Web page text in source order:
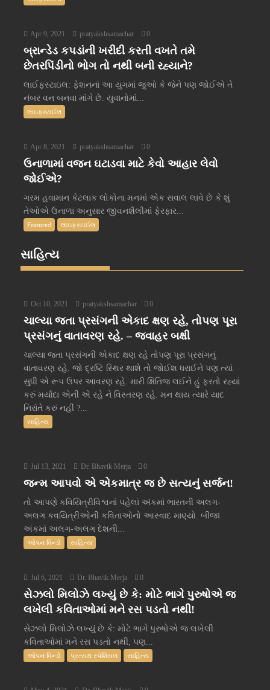
Apr 9, 2021 pratyakshsamachar 0
બ્રાન્ડેડ કપડાંની ખરીદી કરતી વખતે તમે
છેતરપિંડીનો ભોગ તો નથી બની રહ્યાને?
લાઈફસ્ટાઇલ: ફેશનનાં આ યુગમાં જુઓ કે જેને પણ જોઈએ તે
નંબર વન બનવા માંગે છે. યુવાનોમાં...
લાઇફસ્ટાઈલ
Apr 8, 2021 pratyakshsamachar 0
ઉનાળામાં વજન ઘટાડવા માટે કેવો આહાર લેવો
જોઈએ?
ગરમ હવામાન કેટલાક લોકોના મનમાં એક સવાલ લાવે છે કે શું
તેઓએ ઉનાળા અનુસાર જીવનશૈલીમાં ફેરફાર...
Featured લાઇફસ્ટાઈલ
સાહિત્ય
Oct 10, 2021 pratyakshsamachar 0
ચાલ્યા જતા પ્રસંગની એકાદ ક્ષણ રહે, તોપણ પૂરા
પ્રસંગનું વાતાવરણ રહે. – જવાહર બક્ષી
ચાલ્યા જતા પ્રસંગની એકાદ ક્ષણ રહે તોપણ પૂરા પ્રસંગનું
વાતાવરણ રહે. જો દ્રષ્ટિ સ્થિર થાશે તો જોઈશ ધરાઈને પણ ત્યાં
સુધી એ રૂપ ઉપર આવરણ રહે. મારી ક્ષિતિજ લઈને હું ફરતો રહ્યાં
કરું મર્યાદા એની એ રહે ને વિસ્તરણ રહે. મન થાય ત્યારે યાદ
નિરાંતે કરું નહીં ?...
સાહિત્ય
Jul 13, 2021 Dr. Bhavik Merja 0
જન્મ આપવો એ એકમાત્ર જ છે સત્યનું સર્જન!
તો આપણે કવિયિત્રીવિશ્વનાં પહેલાં અંકમાં ભારતની અલગ-
અલગ કવયિત્રીઓની કવિતાઓનો આસ્વાદ માણ્યો. બીજા
અંકમાં અલગ-અલગ દેશની...
ઓપન વિન્ડો સાહિત્ય
Jul 6, 2021 Dr. Bhavik Merja 0
સેઝલો મિલોઝે લખ્યું છે કે: મોટે ભાગે પુરુષોએ જ
લખેલી કવિતાઓમાં મને રસ પડતો નથી!
સેઝલો મિલોઝે લખ્યું છે કે: મોટે ભાગે પુરુષોએ જ લખેલી
કવિતાઓમાં મને રસ પડતો નથી, પણ...
ઓપન વિન્ડો પ્રત્યક્ષ સ્પેશિયલ સાહિત્ય